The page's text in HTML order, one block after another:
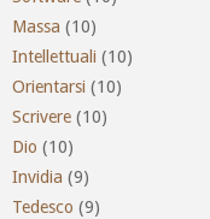
Massa (10)
Intellettuali (10)
Orientarsi (10)
Scrivere (10)
Dio (10)
Invidia (9)
Tedesco (9)